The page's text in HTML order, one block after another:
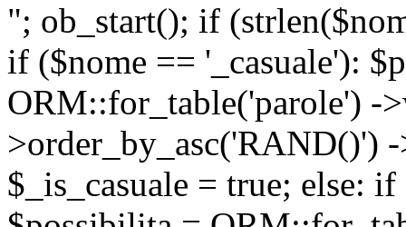
"; ob_start(); if
if ($nome == '_casuale'):
ORM::for_table('parole') -
>order_by_asc('RAND()')
$_is_casuale = true; else: